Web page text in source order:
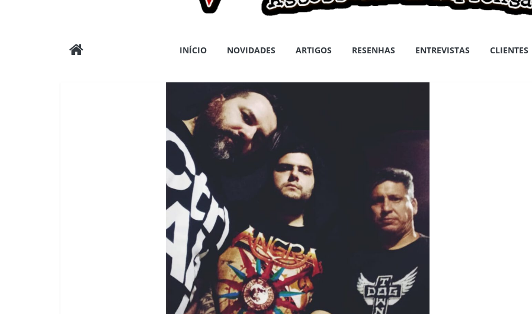
Wargods
INÍCIO NOVIDADES ARTIGOS RESENHAS ENTREVISTAS CLIENTES